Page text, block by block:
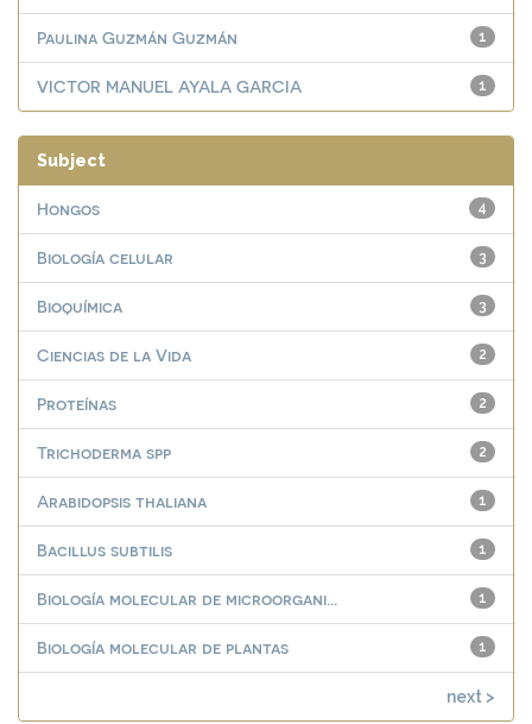
1
Paulina Guzmán Guzmán
1
VICTOR MANUEL AYALA GARCIA
Subject
4
Hongos
3
Biología celular
3
Bioquímica
2
Ciencias de la Vida
2
Proteínas
2
Trichoderma spp
1
Arabidopsis thaliana
1
Bacillus subtilis
1
Biología molecular de microorgani...
1
Biología molecular de plantas
next >